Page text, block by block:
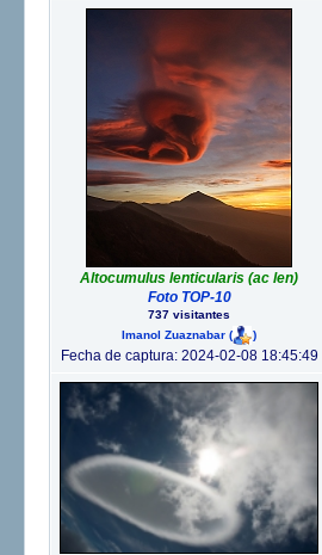
Altocumulus lenticularis (ac len)
Foto TOP-10
737 visitantes
Imanol Zuaznabar ( )
Fecha de captura: 2024-02-08 18:45:49